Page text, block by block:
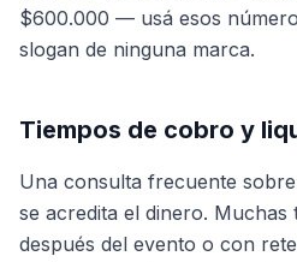
$600.000 — usá esos
slogan de ninguna marca.
Tiempos de cobro y
Una consulta frecuente
se acredita el dinero. Muchas
después del evento o con